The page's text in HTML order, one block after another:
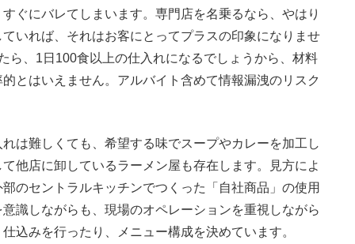
ぐにバレてしまいます。専門店を名乗るなら、やはり
いれば、それはお客にとってプラスの印象になりませ
ら、1日100食以上の仕入れになるでしょうから、材料
とはいえません。アルバイト含めて情報漏洩のリスク
難しくても、希望する味でスープやカレーを加工し
他店に卸しているラーメン屋も存在します。見方によ
のセントラルキッチンでつくった「自社商品」の使用
識しながらも、現場のオペレーションを重視しながら
込みを行ったり、メニュー構成を決めています。